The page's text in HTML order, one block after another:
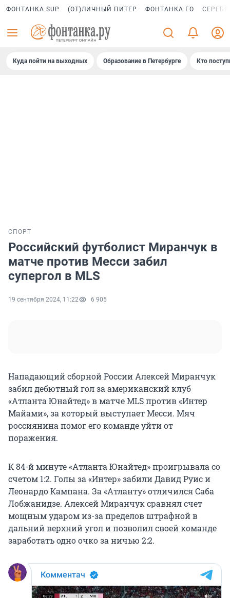
ФОНТАНКА SUP (ОТ)ЛИЧНЫЙ ПИТЕР ФОНТАНКА ГО
Куда пойти на выходных Образование в Петербурге Кто
СПОРТ
Российский футболист Миранчук в
матче против Месси забил
супергол в MLS
19 сентября 2024, 11:22 6 905
Нападающий сборной России Алексей Миранчук
забил дебютный гол за американский клуб
«Атланта Юнайтед» в матче MLS против «Интер
Майами», за который выступает Месси. Мяч
россиянина помог его команде уйти от
поражения.
К 84-й минуте «Атланта Юнайтед» проигрывала со
счетом 1:2. Голы за «Интер» забили Давид Руис и
Леонардо Кампана. За «Атланту» отличился Саба
Лобжанидзе. Алексей Миранчук сравнял счет
мощным ударом из-за пределов штрафной в
дальний верхний угол и позволил своей команде
заработать одно очко за ничью 2:2.